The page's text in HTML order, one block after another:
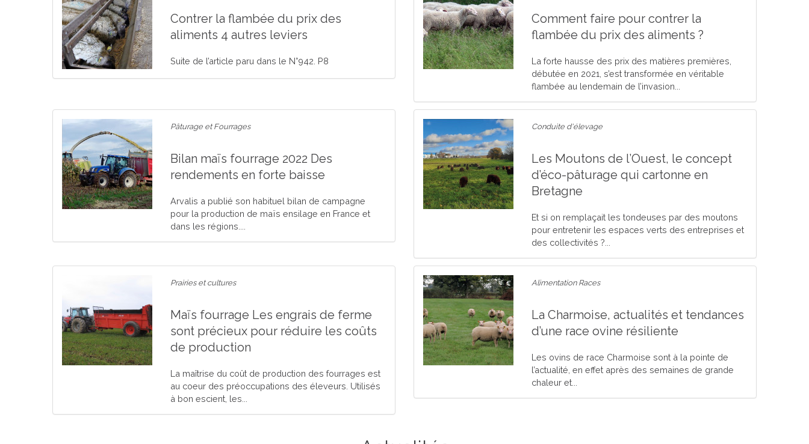
Contrer la flambée du prix des
aliments 4 autres leviers
Suite de l’article paru dans le N°942. P8
Comment faire pour contrer la
flambée du prix des aliments ?
La forte hausse des prix des matières premières,
débutée en 2021, s’est transformée en véritable
flambée au lendemain de l’invasion...
Pâturage et Fourrages
Bilan maïs fourrage 2022 Des
rendements en forte baisse
Arvalis a publié son habituel bilan de campagne
pour la production de maïs ensilage en France et
dans les régions....
Conduite d'élevage
Les Moutons de l’Ouest, le concept
d’éco-pâturage qui cartonne en
Bretagne
Et si on remplaçait les tondeuses par des moutons
pour entretenir les espaces verts des entreprises et
des collectivités ?...
Prairies et cultures
Maïs fourrage Les engrais de ferme
sont précieux pour réduire les coûts
de production
La maîtrise du coût de production des fourrages est
au coeur des préoccupations des éleveurs. Utilisés
à bon escient, les...
Alimentation Races
La Charmoise, actualités et tendances
d’une race ovine résiliente
Les ovins de race Charmoise sont à la pointe de
l’actualité, en effet après des semaines de grande
chaleur et...